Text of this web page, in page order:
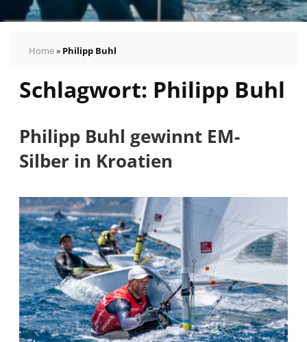
Home» Philipp Buhl
Pressemeldungen
Bilder
Autogrammkarten
vom
Sailing
Team
Schlagwort: Philipp Buhl
Philipp Buhl gewinnt EM-
Silber in Kroatien